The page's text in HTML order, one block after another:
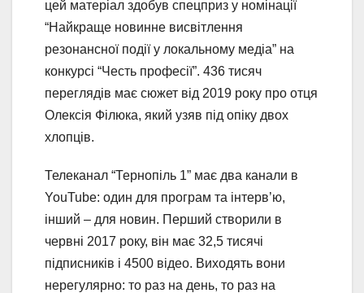
цей матеріал здобув спецприз у номінації
“Найкраще новинне висвітлення
резонансної події у локальному медіа” на
конкурсі “Честь професії”. 436 тисяч
переглядів має сюжет від 2019 року про отця
Олексія Філюка, який узяв під опіку двох
хлопців.
Телеканал “Тернопіль 1” має два канали в
YouTube: один для програм та інтерв’ю,
інший – для новин. Перший створили в
червні 2017 року, він має 32,5 тисячі
підписників і 4500 відео. Виходять вони
нерегулярно: то раз на день, то раз на